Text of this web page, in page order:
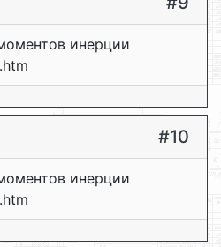
инерции
#10
инерции